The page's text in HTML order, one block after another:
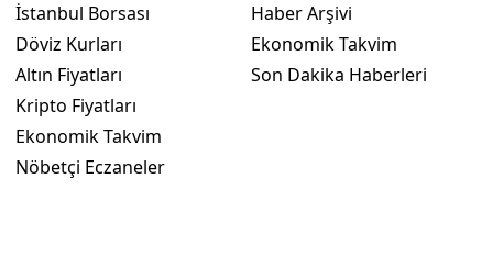
Kırıkkale
Batman
İstanbul Borsası
Döviz Kurları
Altın Fiyatları
Kripto Fiyatları
Ekonomik Takvim
Nöbetçi Eczaneler
Haber Arşivi
Ekonomik Takvim
Son Dakika Haberleri